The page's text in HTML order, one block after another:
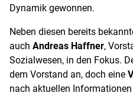
Dynamik gewonnen.
Neben diesen bereits
auch Andreas Haffner,
Sozialwesen, in den Fokus.
dem Vorstand an, doch eine
nach aktuellen